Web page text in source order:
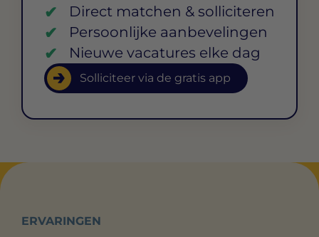
Direct matchen & solliciteren
Persoonlijke aanbevelingen
Nieuwe vacatures elke dag
Solliciteer via de gratis app
ERVARINGEN